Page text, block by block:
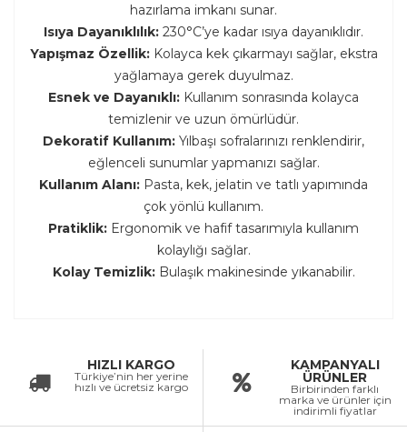
hazırlama imkanı sunar.
Isıya Dayanıklılık: 230°C’ye kadar ısıya dayanıklıdır.
Yapışmaz Özellik:Kolayca kek çıkarmayı sağlar, ekstra
yağlamaya gerek duyulmaz.
Esnek ve Dayanıklı: Kullanım sonrasında kolayca
temizlenir ve uzun ömürlüdür.
Dekoratif Kullanım: Yılbaşı sofralarınızı renklendirir,
eğlenceli sunumlar yapmanızı sağlar.
Kullanım Alanı: Pasta, kek, jelatin ve tatlı yapımında
çok yönlü kullanım.
Pratiklik: Ergonomik ve hafif tasarımıyla kullanım
kolaylığı sağlar.
Kolay Temizlik:Bulaşık makinesinde yıkanabilir.
HIZLI KARGO
Türkiye’nin her yerine
hızlı ve ücretsiz kargo
KAMPANYALI
ÜRÜNLER
Birbirinden farklı
marka ve ürünler için
indirimli fiyatlar